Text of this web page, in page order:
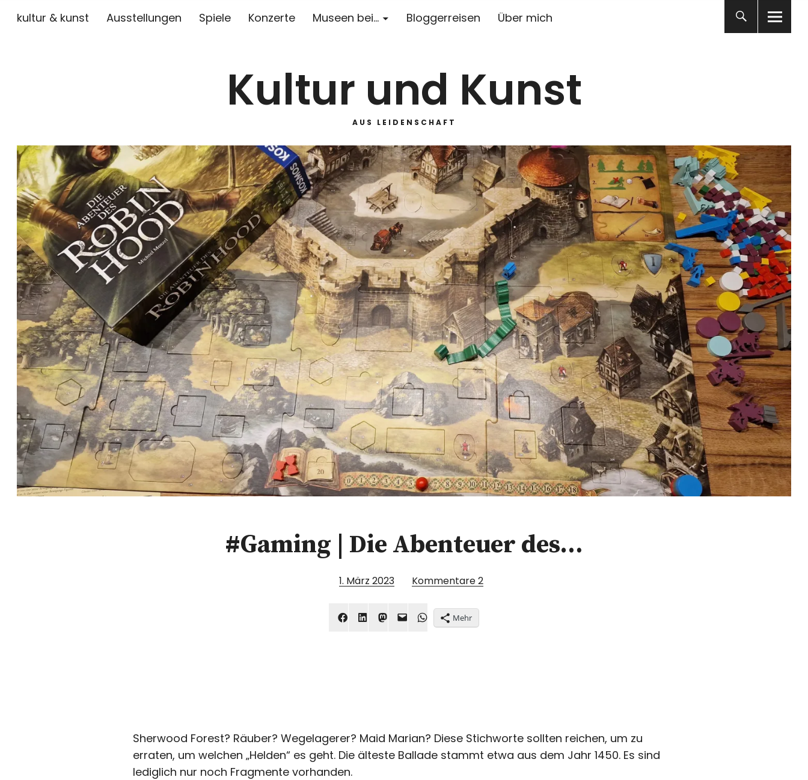
kultur & kunst Ausstellungen Spiele Konzerte Museen bei… Bloggerreisen Über mich
Kultur und Kunst
AUS LEIDENSCHAFT
#Gaming | Die Abenteuer des…
1. März 2023 Kommentare2
Mehr
Sherwood Forest? Räuber? Wegelagerer? Maid Marian? Diese Stichworte sollten reichen, um zu
erraten, um welchen „Helden“ es geht. Die älteste Ballade stammt etwa aus dem Jahr 1450. Es sind
lediglich nur noch Fragmente vorhanden.